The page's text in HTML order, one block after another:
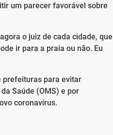
um parecer favorável sobre
o juiz de cada cidade, que
ir para a praia ou não. Eu
prefeituras para evitar
Saúde (OMS) e por
coronavírus.